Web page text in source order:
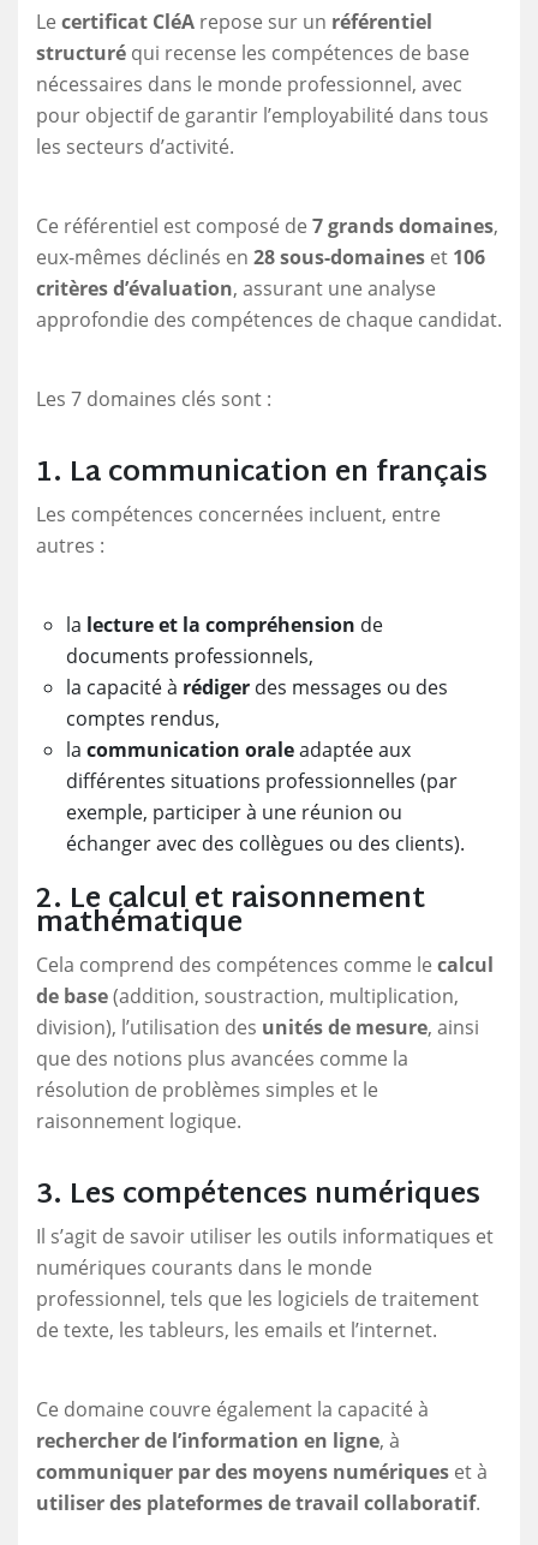
Le certificat CléA repose sur un référentiel
structuré qui recense les compétences de base
nécessaires dans le monde professionnel, avec
pour objectif de garantir l’employabilité dans tous
les secteurs d’activité.
Ce référentiel est composé de 7 grands domaines,
eux-mêmes déclinés en 28 sous-domaines et 106
critères d’évaluation, assurant une analyse
approfondie des compétences de chaque candidat.
Les 7 domaines clés sont :
1. La communication en français
Les compétences concernées incluent, entre
autres :
la lecture et la compréhension de
documents professionnels,
la capacité à rédiger des messages ou des
comptes rendus,
la communication oraleadaptée aux
différentes situations professionnelles (par
exemple, participer à une réunion ou
échanger avec des collègues ou des clients).
2. Le calcul et raisonnement
mathématique
Cela comprend des compétences comme le calcul
de base(addition, soustraction, multiplication,
division), l’utilisation des unités de mesure, ainsi
que des notions plus avancées comme la
résolution de problèmes simples et le
raisonnement logique.
3. Les compétences numériques
Il s’agit de savoir utiliser les outils informatiques et
numériques courants dans le monde
professionnel, tels que les logiciels de traitement
de texte, les tableurs, les emails et l’internet.
Ce domaine couvre également la capacité à
rechercher de l’information en ligne, à
communiquer par des moyens numériques et à
utiliser des plateformes de travail collaboratif.